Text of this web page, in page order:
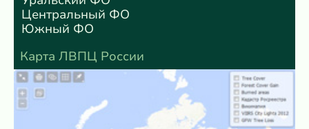
Центральный ФО
Южный ФО
Карта ЛВПЦ России